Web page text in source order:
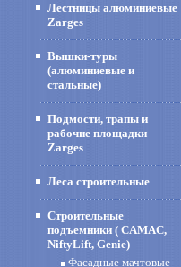
Лестницы алюминиевые
Zarges
Вышки-туры
(алюминиевые и
стальные)
Подмости, трапы и
рабочие площадки
Zarges
Леса строительные
Строительные
подъемники ( CAMAC,
NiftyLift, Genie)
Фасадные мачтовые